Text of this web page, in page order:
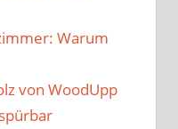
Warum
von WoodUpp